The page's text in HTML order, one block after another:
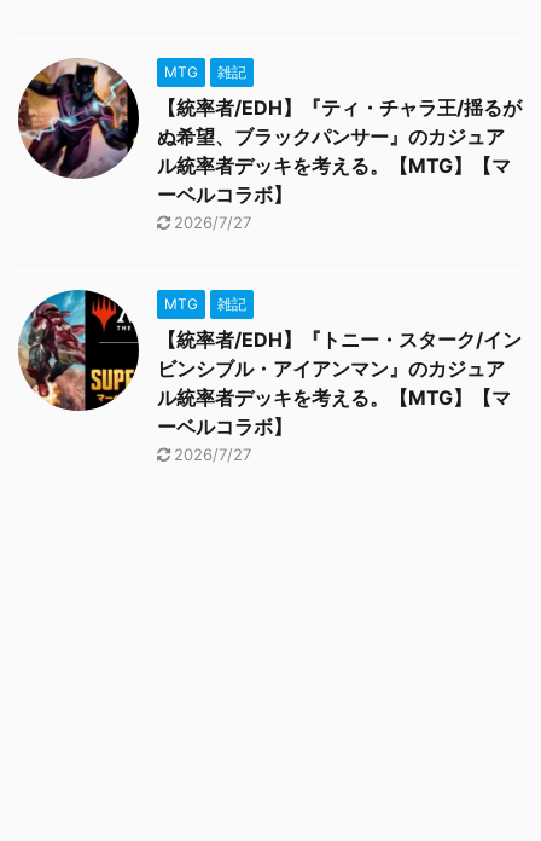
MTG 雑記
【統率者/EDH】『ティ・チャラ王/揺るが
ぬ希望、ブラックパンサー』のカジュア
ル統率者デッキを考える。【MTG】【マ
ーベルコラボ】
2026/7/27
MTG 雑記
【統率者/EDH】『トニー・スターク/イン
ビンシブル・アイアンマン』のカジュア
ル統率者デッキを考える。【MTG】【マ
ーベルコラボ】
2026/7/27